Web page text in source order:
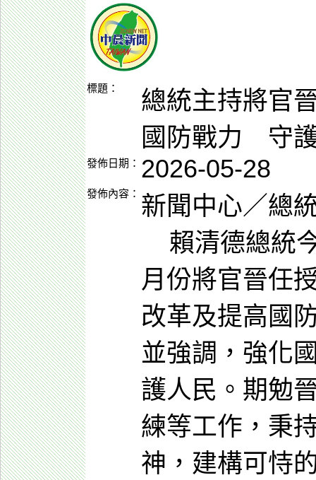
標題：
總統主持將官
國防戰力 守
發佈日期： 2026-05-28
發佈內容： 新聞中心／總
賴清德總統
月份將官晉任
改革及提高國
並強調，強化
護人民。期勉
練等工作，秉
神，建構可恃